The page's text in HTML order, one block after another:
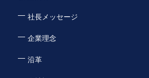
社長メッセージ
企業理念
沿革